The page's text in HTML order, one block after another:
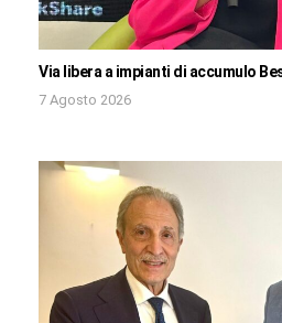
Via libera a impianti di accumulo
7 Agosto 2026